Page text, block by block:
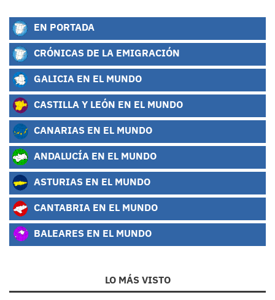
EN PORTADA
CRÓNICAS DE LA EMIGRACIÓN
GALICIA EN EL MUNDO
CASTILLA Y LEÓN EN EL MUNDO
CANARIAS EN EL MUNDO
ANDALUCÍA EN EL MUNDO
ASTURIAS EN EL MUNDO
CANTABRIA EN EL MUNDO
BALEARES EN EL MUNDO
LO MÁS VISTO